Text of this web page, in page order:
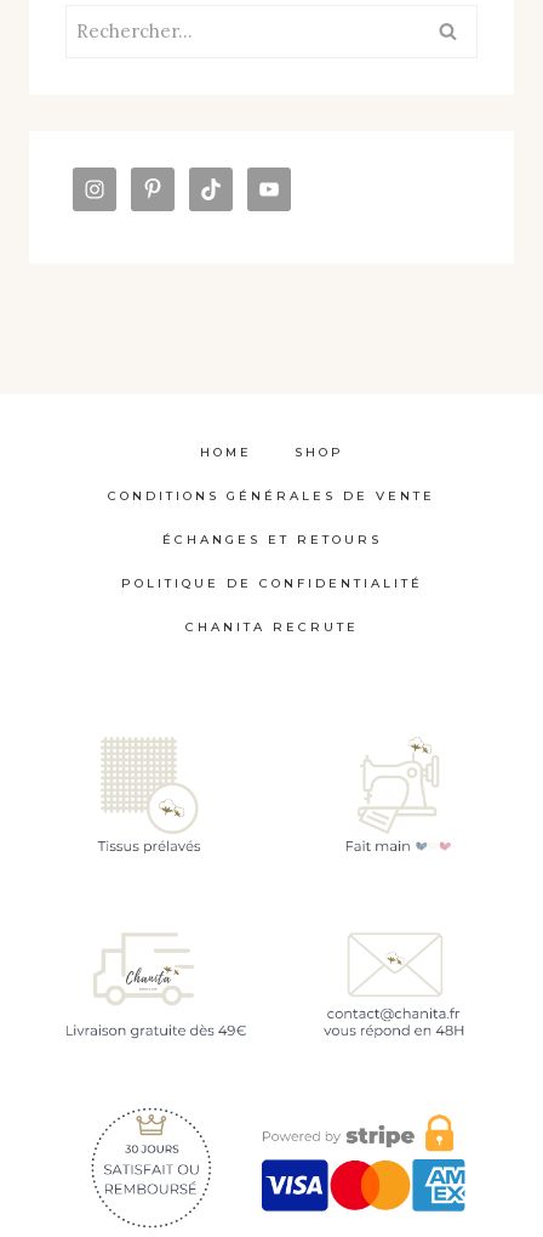
Rechercher :
HOME SHOP
CONDITIONS GÉNÉRALES DE VENTE
ÉCHANGES ET RETOURS
POLITIQUE DE CONFIDENTIALITÉ
CHANITA RECRUTE